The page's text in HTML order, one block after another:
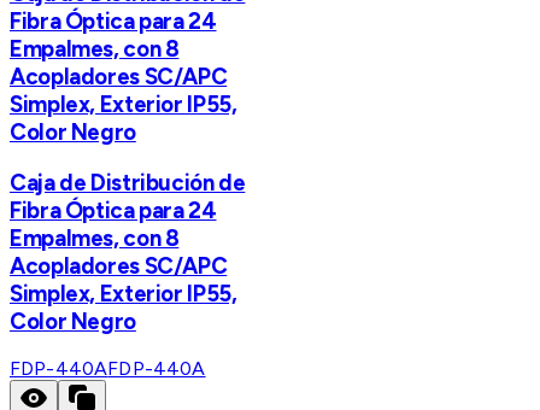
Fibra Óptica para 24
Empalmes, con 8
Acopladores SC/APC
Simplex, Exterior IP55,
Color Negro
Caja de Distribución de
Fibra Óptica para 24
Empalmes, con 8
Acopladores SC/APC
Simplex, Exterior IP55,
Color Negro
FDP-440AFDP-440A